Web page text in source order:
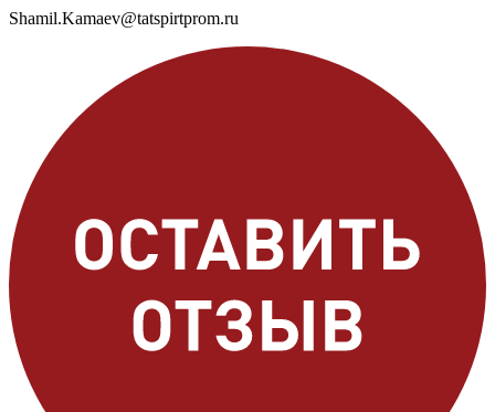
Shamil.Kamaev@tatspirtprom.ru